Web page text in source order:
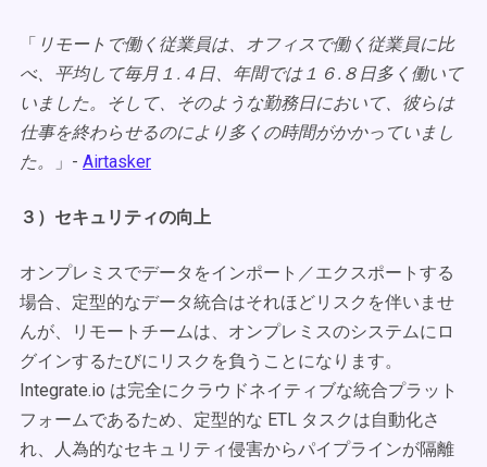
「 リモートで働く従業員は、オフィスで働く従業員に比
べ、平均して毎月１.４日、年間では１６.８日多く働いて
いました。そして、そのような勤務日において、彼らは
仕事を終わらせるのにより多くの時間がかかっていまし
た。
」- Airtasker
３）セキュリティの向上
オンプレミスでデータをインポート／エクスポートする
場合、定型的なデータ統合はそれほどリスクを伴いませ
んが、リモートチームは、オンプレミスのシステムにロ
グインするたびにリスクを負うことになります。
Integrate.io は完全にクラウドネイティブな統合プラット
フォームであるため、定型的な ETL タスクは自動化さ
れ、人為的なセキュリティ侵害からパイプラインが隔離